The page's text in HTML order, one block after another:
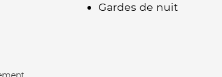
Gardes de nuit